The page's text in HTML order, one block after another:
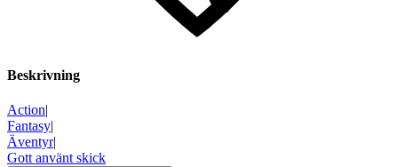
Beskrivning
Action|
Fantasy|
Äventyr|
Gott använt skick